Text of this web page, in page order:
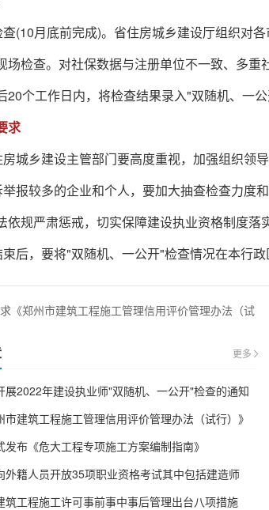
(10月底前完成)。省住房城乡建设厅组织对
场检查。对社保数据与注册单位不一致、多
20个工作日内，将检查结果录入"双随机、一公
求
城乡建设主管部门要高度重视，加强组织领
报较多的企业和个人，要加大抽查检查力度
依规严肃惩戒，切实保障建设执业资格制度落
后，要将"双随机、一公开"检查情况在本行政
《郑州市建筑工程施工管理信用评价管理办法（试
更多
展2022年建设执业师"双随机、一公开"检查的通知
市建筑工程施工管理信用评价管理办法（试行）》
发布《危大工程专项施工方案编制指南》
外籍人员开放35项职业资格考试其中包括建造师
筑工程施工许可事前事中事后管理出台八项措施